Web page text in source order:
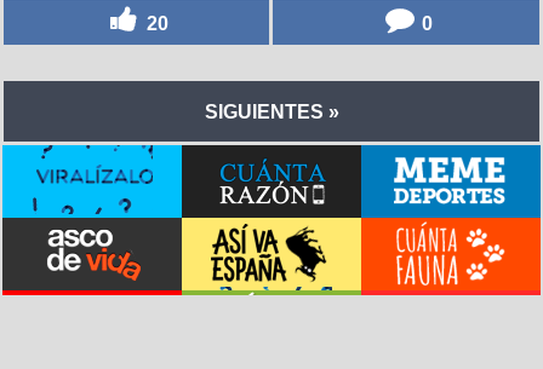
20 0
SIGUIENTES »